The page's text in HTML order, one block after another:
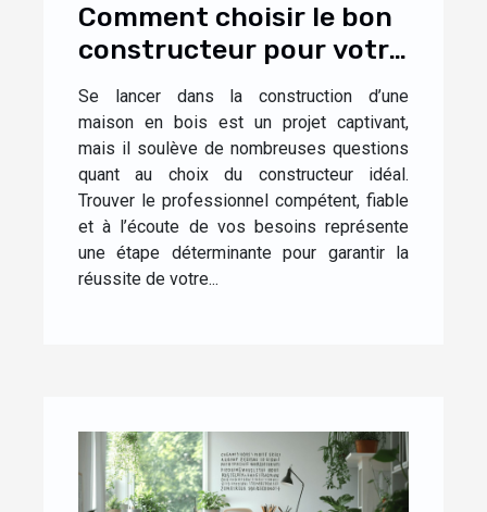
Comment choisir le bon
constructeur pour votre
maison en bois ?
Se lancer dans la construction d’une
maison en bois est un projet captivant,
mais il soulève de nombreuses questions
quant au choix du constructeur idéal.
Trouver le professionnel compétent, fiable
et à l’écoute de vos besoins représente
une étape déterminante pour garantir la
réussite de votre...